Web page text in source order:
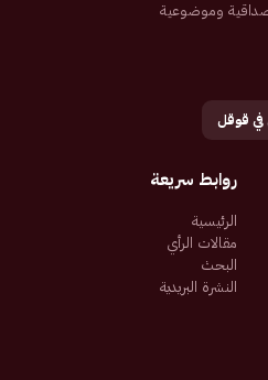
وموضوعية
قوقل
روابط سريعة
الرئيسية
مقالات الرأي
البحث
النشرة البريدية